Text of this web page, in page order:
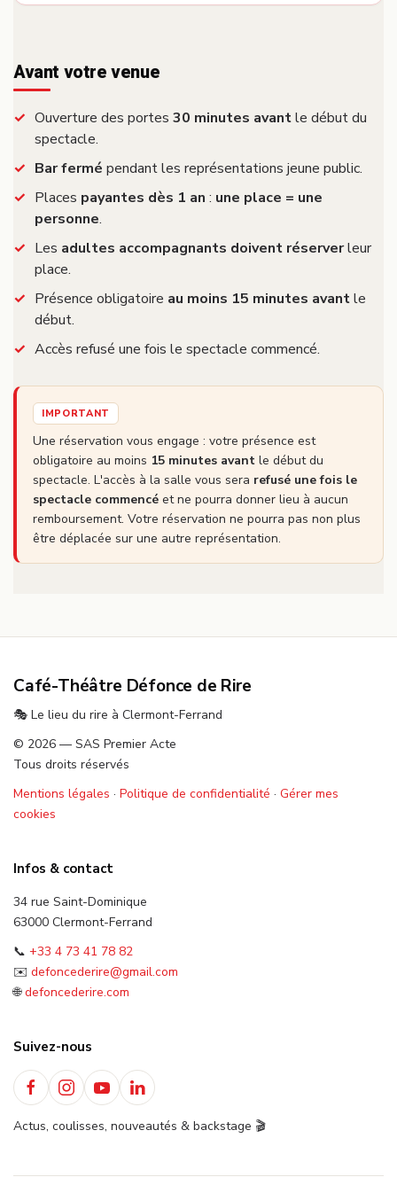
Avant votre venue
Ouverture des portes 30 minutes avantle début du
spectacle.
Bar fermé pendant les représentations jeune public.
Places payantes dès 1 an : une place = une
personne.
Les adultes accompagnants doivent réserverleur
place.
Présence obligatoire au moins 15 minutes avantle
début.
Accès refusé une fois le spectacle commencé.
IMPORTANT
Une réservation vous engage : votre présence est
obligatoire au moins 15 minutes avant le début du
spectacle. L'accès à la salle vous sera refusé une fois le
spectacle commencé et ne pourra donner lieu à aucun
remboursement. Votre réservation ne pourra pas non plus
être déplacée sur une autre représentation.
Café-Théâtre Défonce de Rire
🎭 Le lieu du rire à Clermont-Ferrand
© 2026 — SAS Premier Acte
Tous droits réservés
Mentions légales · Politique de confidentialité · Gérer mes
cookies
Infos & contact
34 rue Saint-Dominique
63000 Clermont-Ferrand
📞 +33 4 73 41 78 82
✉️ defoncederire@gmail.com
🌐defoncederire.com
Suivez-nous
Actus, coulisses, nouveautés & backstage 🎬